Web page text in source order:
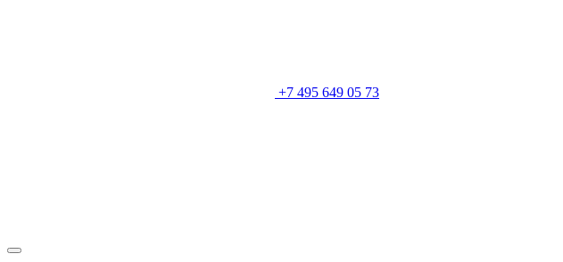
+7 495 649 05 73